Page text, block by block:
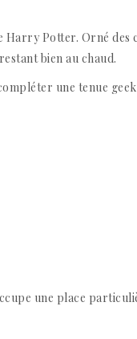
Potter. Orné des
bien au chaud.
une tenue
une place